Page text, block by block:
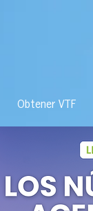
Obtener VTF